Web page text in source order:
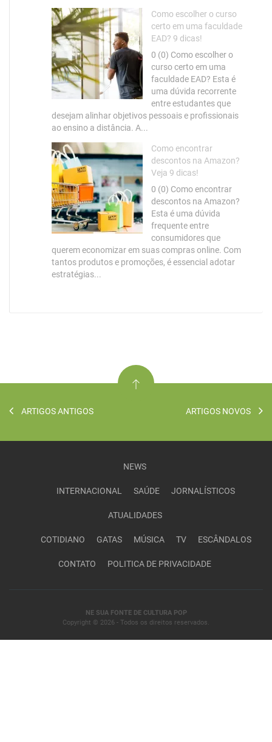
Como escolher o curso
certo em uma faculdade
EAD? 9 dicas!
0 (0) Como escolher o
curso certo em uma
faculdade EAD? Esta é
uma dúvida recorrente
entre estudantes que
desejam alinhar objetivos pessoais e profissionais
ao ensino a distância. A...
Como encontrar
descontos na Amazon?
Veja 9 dicas!
0 (0) Como encontrar
descontos na Amazon?
Esta é uma dúvida
frequente entre
consumidores que
querem economizar em suas compras online. Com
tantos produtos e promoções, é essencial adotar
estratégias...
ARTIGOS ANTIGOS ARTIGOS NOVOS
NEWS
INTERNACIONAL SAÚDE JORNALÍSTICOS
ATUALIDADES
COTIDIANO GATAS MÚSICA TV ESCÂNDALOS
CONTATO POLITICA DE PRIVACIDADE
NE SUA FONTE DE CULTURA POP
Copyright © 2026 - Todos os direitos reservados.